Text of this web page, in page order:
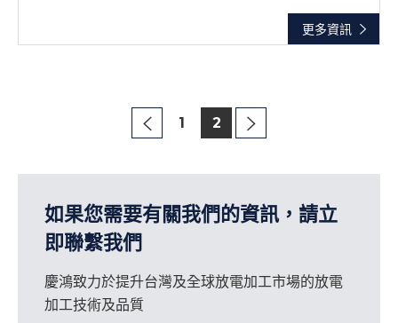
更多資訊
1 2
如果您需要有關我們的資訊，請立
即聯繫我們
慶鴻致力於提升台灣及全球放電加工市場的放電
加工技術及品質